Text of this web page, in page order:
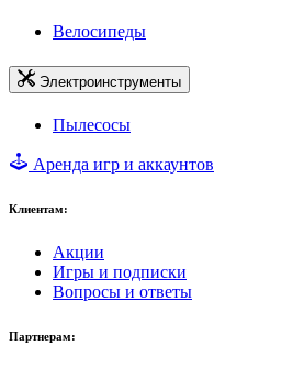
Велосипеды
Электроинструменты
Пылесосы
Аренда игр и аккаунтов
Клиентам:
Акции
Игры и подписки
Вопросы и ответы
Партнерам: